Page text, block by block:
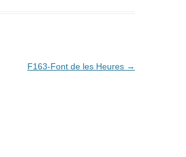
F163-Font de les Heures →